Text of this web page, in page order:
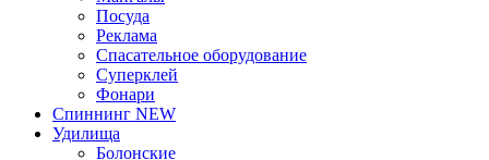
Посуда
Реклама
Спасательное оборудование
Суперклей
Фонари
Спиннинг NEW
Удилища
Болонские